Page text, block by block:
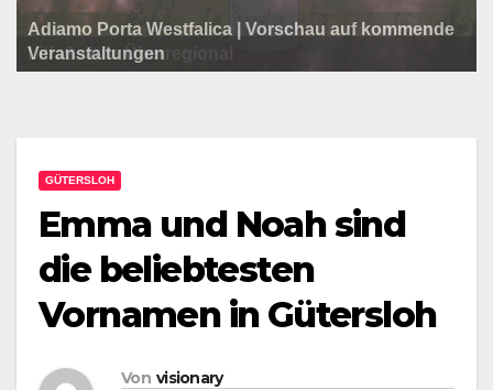
Programm der Komödie am Klosterplatz.
Litfaßsäule Überregional
Adiamo Porta Westfalica | Vorschau auf kommende
Veranstaltungen
Litfaßsäule Überregional
Litfaßsäule Überregional
GÜTERSLOH
Emma und Noah sind
die beliebtesten
Vornamen in Gütersloh
Von visionary